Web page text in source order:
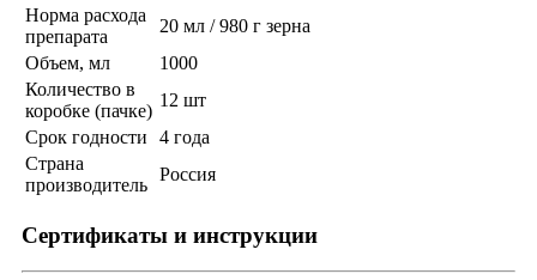
Норма расхода
препарата
20 мл / 980 г зерна
Объем, мл
1000
Количество в
коробке (пачке)
12 шт
Срок годности
4 года
Страна
производитель
Россия
Сертификаты и инструкции